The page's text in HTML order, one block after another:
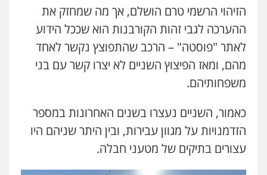
הזיהוי הרשמי טרם הושלם, אך מה שמחזק את
ההערכה לגבי זהות הקורבנות הוא שככל הידוע
לאתר "פוסטה" – הרכב שהתפוצץ נקשר לאחד
מהם, ומאז הפיצוץ השניים לא יצרו קשר עם בני
משפחותיהם.
כאמור, השניים נעצרו בשנים האחרונות במספר
הזדמנויות על מגוון עבירות, ובין היתר שניהם היו
עצורים בתיקים של מטעני חבלה.